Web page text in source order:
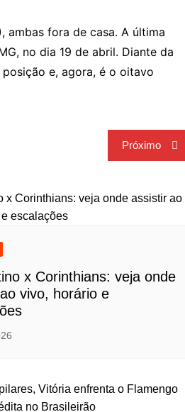
ambas fora de casa. A última
no dia 19 de abril. Diante da
e, agora, é o oitavo
Próximo
x Corinthians: veja onde
vivo, horário e